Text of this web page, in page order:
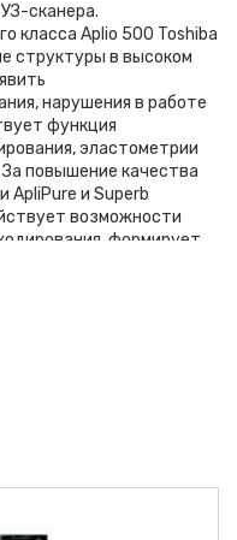
сканера.
класса Aplio 500 Toshiba
структуры в высоком
нарушения в работе
функция
эластометрии
повышение качества
ApliPure и Superb
возможности
формирует
клинических
микрососудистого
полостей, протоков и